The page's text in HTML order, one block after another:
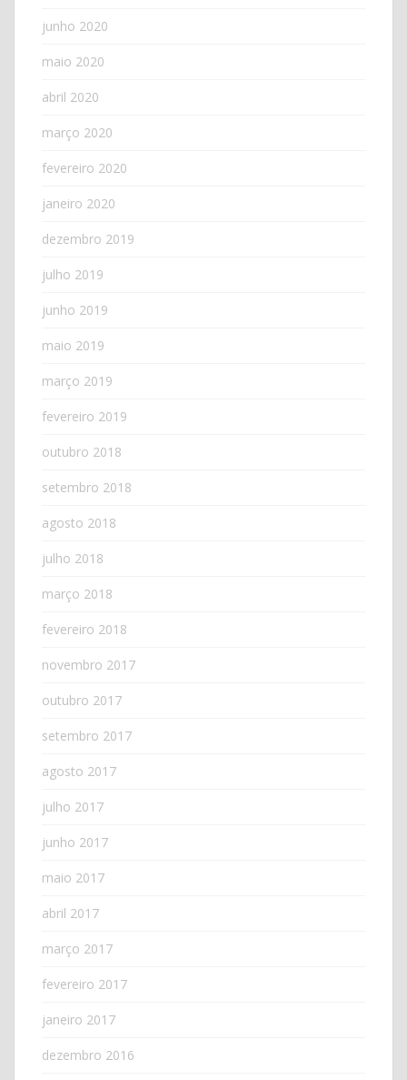
junho 2020
maio 2020
abril 2020
março 2020
fevereiro 2020
janeiro 2020
dezembro 2019
julho 2019
junho 2019
maio 2019
março 2019
fevereiro 2019
outubro 2018
setembro 2018
agosto 2018
julho 2018
março 2018
fevereiro 2018
novembro 2017
outubro 2017
setembro 2017
agosto 2017
julho 2017
junho 2017
maio 2017
abril 2017
março 2017
fevereiro 2017
janeiro 2017
dezembro 2016